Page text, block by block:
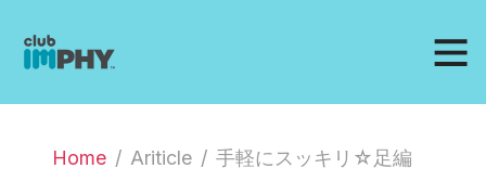
Home Ariticle 手軽にスッキリ☆足編